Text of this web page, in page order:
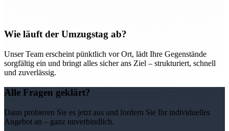
Wie läuft der Umzugstag ab?
Unser Team erscheint pünktlich vor Ort, lädt Ihre Gegenstände
sorgfältig ein und bringt alles sicher ans Ziel – strukturiert, schnell
und zuverlässig.
Alle Fragen geklärt?
Dann probieren Sie es jetzt aus und fordern Sie Ihr individuelles
Angebot an – ganz unverbindlich.